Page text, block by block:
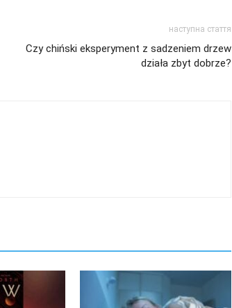
наступна стаття
Czy chiński eksperyment z sadzeniem drzew
działa zbyt dobrze?